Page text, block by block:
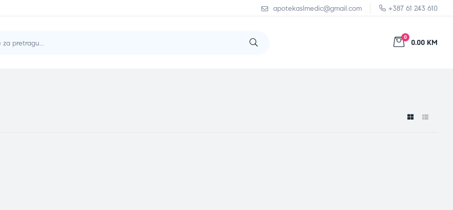
apotekaslmedic@gmail.com +387 61 243 610
0
0.00 KM